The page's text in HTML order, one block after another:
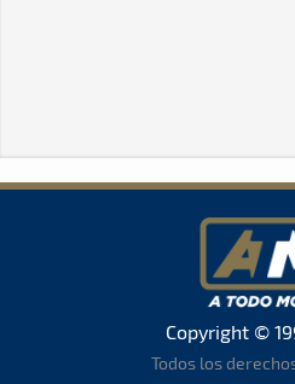
Copyright ©
Todos los